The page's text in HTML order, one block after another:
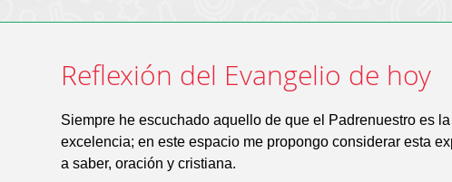
Reflexión del Evangelio de hoy
Siempre he escuchado aquello de que el Padrenuestro es
excelencia; en este espacio me propongo considerar esta
a saber, oración y cristiana.